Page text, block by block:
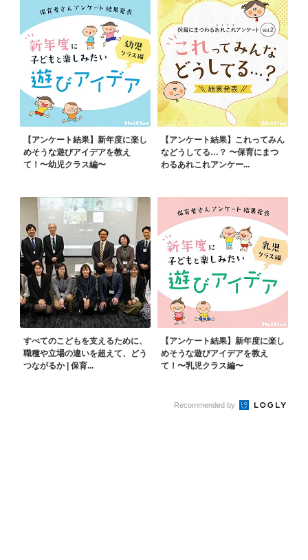
【アンケート結果】新年度に楽し
めそうな遊びアイデアを教え
て！〜幼児クラス編〜
【アンケート結果】これってみん
などうしてる…？ 〜保育にまつ
わるあれこれアンケー...
すべてのこどもを支えるために、
職種や立場の違いを超えて、どう
つながるか | 保育...
【アンケート結果】新年度に楽し
めそうな遊びアイデアを教え
て！〜乳児クラス編〜
Recommended by